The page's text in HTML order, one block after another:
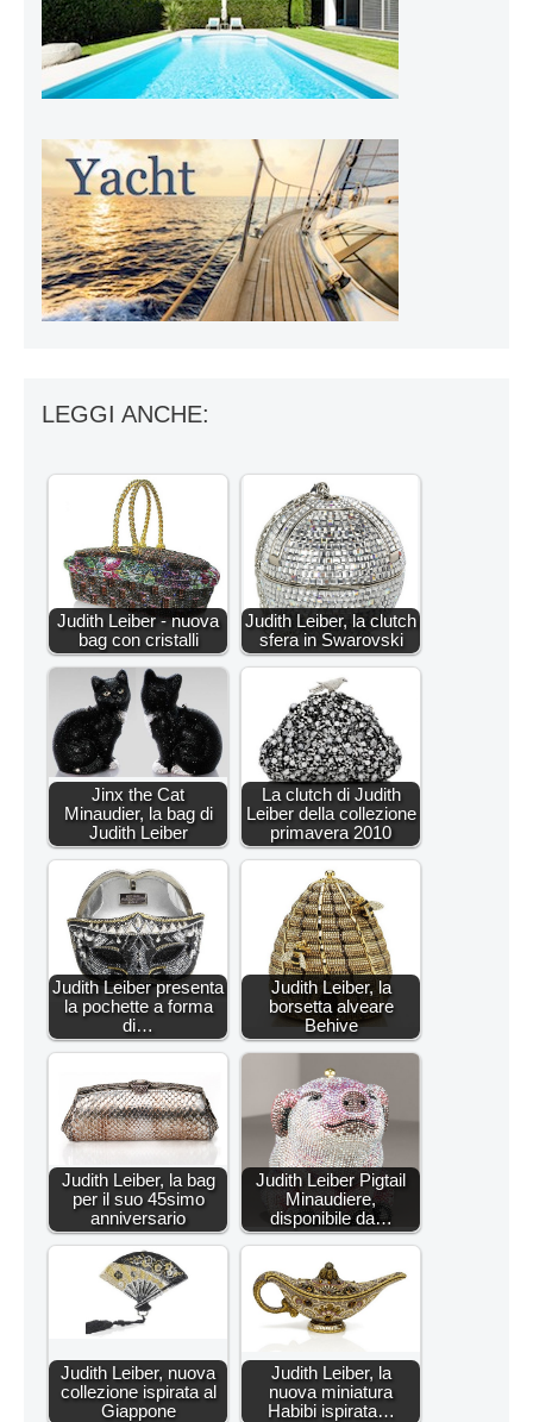
LEGGI ANCHE:
Judith Leiber - nuova
bag con cristalli
Judith Leiber, la clutch
sfera in Swarovski
Jinx the Cat
Minaudier, la bag di
Judith Leiber
La clutch di Judith
Leiber della collezione
primavera 2010
Judith Leiber presenta
la pochette a forma
di…
Judith Leiber, la
borsetta alveare
Behive
Judith Leiber, la bag
per il suo 45simo
anniversario
Judith Leiber Pigtail
Minaudiere,
disponibile da…
Judith Leiber, nuova
collezione ispirata al
Giappone
Judith Leiber, la
nuova miniatura
Habibi ispirata…